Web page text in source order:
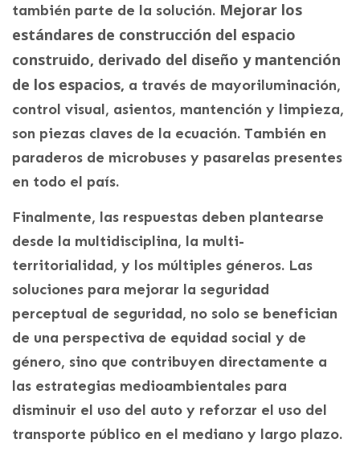
también parte de la solución. Mejorar los
estándares de construcción del espacio
construido, derivado del diseño y mantención
de los espacios, a través de mayoriluminación,
control visual, asientos, mantención y limpieza,
son piezas claves de la ecuación. También en
paraderos de microbuses y pasarelas presentes
en todo el país.
Finalmente, las respuestas deben plantearse
desde la multidisciplina, la multi-
territorialidad, y los múltiples géneros. Las
soluciones para mejorar la seguridad
perceptual de seguridad, no solo se benefician
de una perspectiva de equidad social y de
género, sino que contribuyen directamente a
las estrategias medioambientales para
disminuir el uso del auto y reforzar el uso del
transporte público en el mediano y largo plazo.